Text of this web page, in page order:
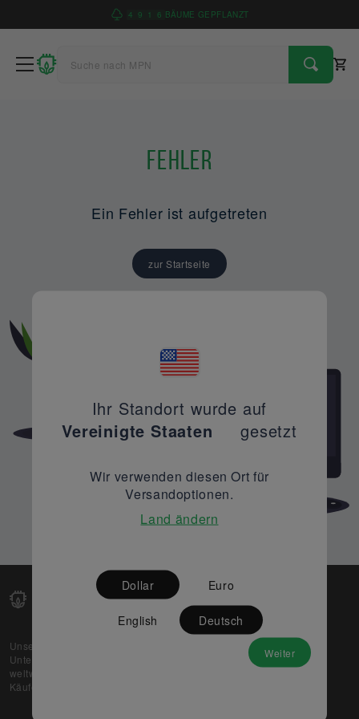
4 9 1 6 BÄUME GEPFLANZT
Fehler
Ein Fehler ist aufgetreten
zur Startseite
Unsere Web-Plattform unterstützt OEM- und EMS-
Unternehmen dabei, ihre überschüssigen Lagerbestände
weltweit zu verkaufen und gleichzeitig den potenziellen
Käufern beste Preise und Qualität zu bieten.
Partner
Ihr Standort wurde auf
Vereinigte Staaten
gesetzt
Wir verwenden diesen Ort für
Versandoptionen.
Land ändern
Dollar Euro
English Deutsch
Weiter